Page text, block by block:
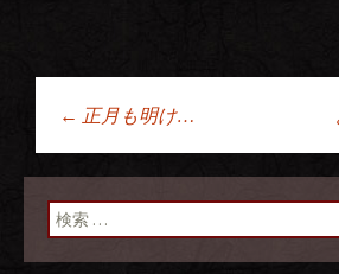
投稿ナビ
ン
← 正月も明け…
検索: